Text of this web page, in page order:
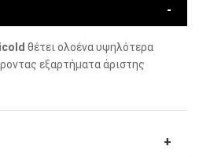
θέτει ολοένα υψηλότερα
εξαρτήματα άριστης